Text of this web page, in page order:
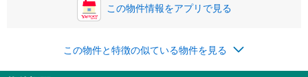
0円
ナス時の増額分（1回分）を入力してください。
この物件情報をアプリで見る
この物件と特徴の似ている物件を見る